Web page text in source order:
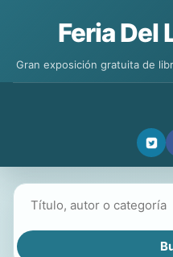
Feria Del
Gran exposición gratuita de